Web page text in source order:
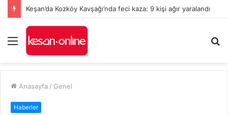
Keşan’da Kozköy Kavşağı’nda feci kaza: 9 kişi ağır yaralandı
Menü
...
Anasayfa / Genel
Haberler